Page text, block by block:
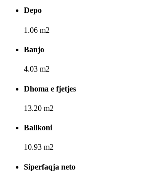
Depo
1.06 m2
Banjo
4.03 m2
Dhoma e fjetjes
13.20 m2
Ballkoni
10.93 m2
Siperfaqja neto